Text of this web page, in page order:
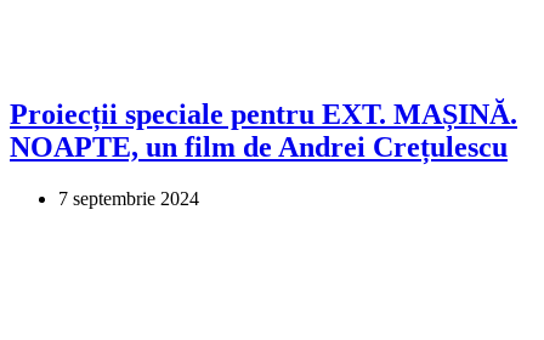
Proiecții speciale pentru EXT. MAȘINĂ.
NOAPTE, un film de Andrei Crețulescu
7 septembrie 2024